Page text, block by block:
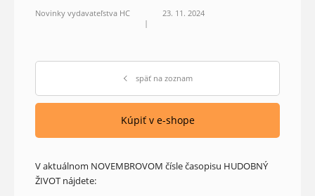
Novinky vydavateľstva HC
|
23. 11. 2024
späť na zoznam
Kúpiť v e-shope
V aktuálnom NOVEMBROVOM čísle časopisu HUDOBNÝ
ŽIVOT nájdete: